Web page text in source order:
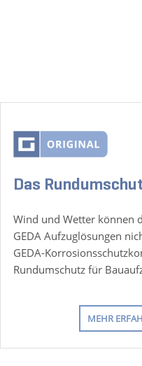
Das
Wind und Wetter können
GEDA Aufzuglösungen
GEDA-
Rundumschutz für
MEHR